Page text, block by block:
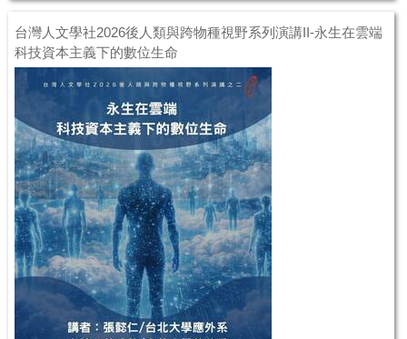
台灣人文學社2026後人類與跨物種視野系列演講II-永生在雲端
科技資本主義下的數位生命